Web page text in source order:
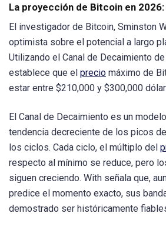
La proyección de Bitcoin en
El investigador de Bitcoin, Sminston
optimista sobre el potencial a largo
Utilizando el Canal de Decaimiento
establece que el precio máximo de
estar entre $210,000 y $300,000
El Canal de Decaimiento es un
tendencia decreciente de los picos
los ciclos. Cada ciclo, el múltiplo del
respecto al mínimo se reduce, pero
siguen creciendo. With señala que,
predice el momento exacto, sus
demostrado ser históricamente